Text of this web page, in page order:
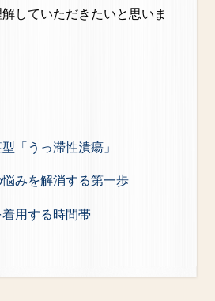
していただきたいと思いま
「うっ滞性潰瘍」
みを解消する第一歩
用する時間帯